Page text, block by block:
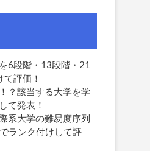
6段階・13段階・21
評価！
？該当する大学を学
て発表！
系大学の難易度序列
ランク付けして評